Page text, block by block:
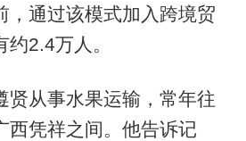
，通过该模式加入跨境贸
2.4万人。
从事水果运输，常年往
西凭祥之间。他告诉记